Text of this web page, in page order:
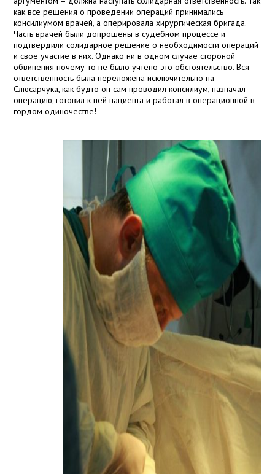
как все решения о проведении операций принимались
консилиумом врачей, а оперировала хирургическая бригада.
Часть врачей были допрошены в судебном процессе и
подтвердили солидарное решение о необходимости операций
и свое участие в них. Однако ни в одном случае стороной
обвинения почему-то не было учтено это обстоятельство. Вся
ответственность была переложена исключительно на
Слюсарчука, как будто он сам проводил консилиум, назначал
операцию, готовил к ней пациента и работал в операционной в
гордом одиночестве!